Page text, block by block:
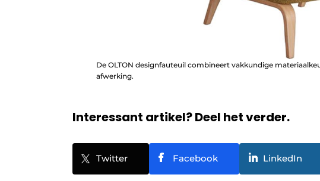
De OLTON designfauteuil combineert vakkundige
afwerking.
Interessant artikel? Deel het verder.
Twitter Facebook LinkedIn